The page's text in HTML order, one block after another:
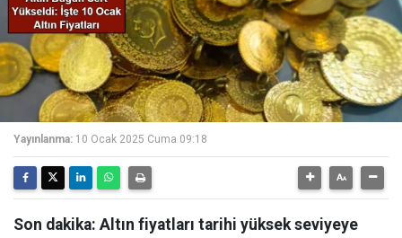
Yayınlanma: 10 Ocak 2025 Cuma 09:18
Son dakika: Altın fiyatları tarihi yüksek seviyeye